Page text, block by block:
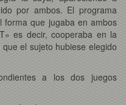
por ambos. El programa
forma que jugaba en ambos
es decir, cooperaba en la
el sujeto hubiese elegido
a los dos juegos